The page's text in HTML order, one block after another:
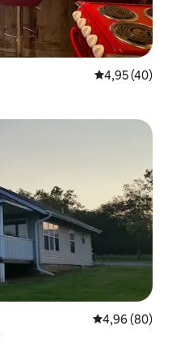
Vidutinis
4,95 (40)
Vidutinis
4,96 (80)